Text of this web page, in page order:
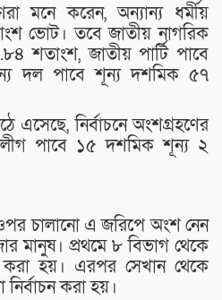
মনে করেন, অন্যান্য ধর্মীয়
ভোট। তবে জাতীয় নাগরিক
শতাংশ, জাতীয় পার্টি পাবে
দল পাবে শূন্য দশমিক ৫৭
নির্বাচনে অংশগ্রহণের
পাবে ১৫ দশমিক শূন্য ২
চালানো এ জরিপে অংশ নেন
মানুষ। প্রথমে ৮ বিভাগ থেকে
হয়। এরপর সেখান থেকে
করা হয়।